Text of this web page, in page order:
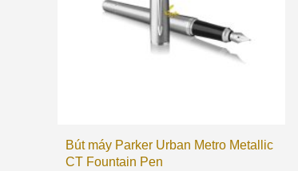
Bút máy Parker Urban Metro Metallic
CT Fountain Pen